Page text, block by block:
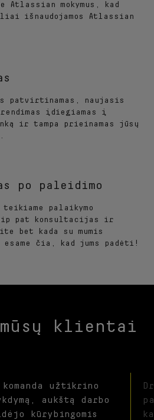
Atlassian mokymus, kad
išnaudojamos Atlassian
patvirtinamas, naujasis
įdiegiamas į
ir tampa prieinamas jūsų
po paleidimo
teikiame palaikymo
pat konsultacijas ir
bet kada su mumis
čia, kad jums padėti!
klientai
komanda užtikrino
aukštą darbo
kūrybingomis